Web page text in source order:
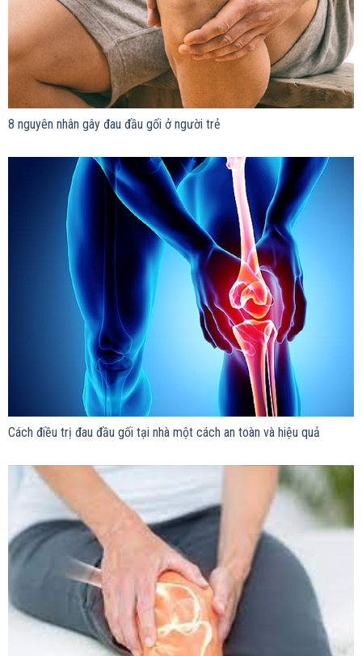
8 nguyên nhân gây đau đầu gối ở người trẻ
Cách điều trị đau đầu gối tại nhà một cách an toàn và hiệu quả